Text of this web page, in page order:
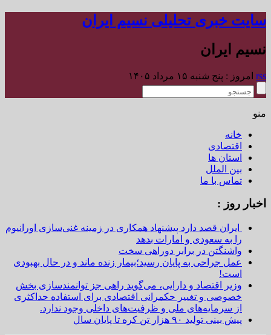
سایت خبری تحلیلی نسیم ایران
نسیم ایران
rss امروز : پنج شنبه ۱۵ مرداد ۱۴۰۵
منو
خانه
اقتصادی
استان ها
بین الملل
تماس با ما
اخبار روز :
ایران قصد دارد پیشنهاد همکاری در زمینه غنی‌سازی اورانیوم
را به سعودی و امارات بدهد
واشنگتن در برابر دوراهی سخت
عمل جراحی به پایان رسید؛بیمار زنده ماند و در حال بهبودی
است!
وزیر اقتصاد و دارایی، می‌گوید راهی جز توانمندسازی بخش
خصوصی و تغییر حکمرانی اقتصادی برای استفاده حداکثری
از سرمایه‌های ملی و ظرفیت‌های داخلی وجود ندارد.
پیش بینی تولید ۹۰ هزار تن کره تا پایان سال